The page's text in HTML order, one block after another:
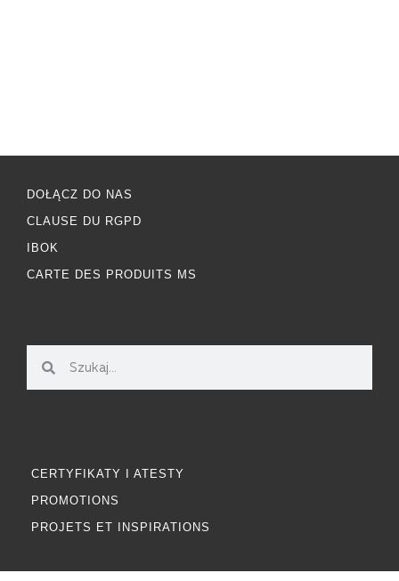
DOŁĄCZ DO NAS
CLAUSE DU RGPD
IBOK
CARTE DES PRODUITS MS
CERTYFIKATY I ATESTY
PROMOTIONS
PROJETS ET INSPIRATIONS